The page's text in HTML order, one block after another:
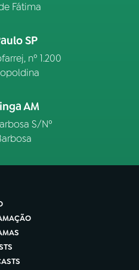
Fátima
SP
nº 1.200
AM
S/Nº